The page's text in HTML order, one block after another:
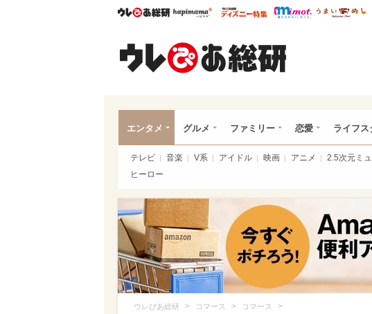
ウレぴあ総研ハピママ* ウレぴあ総研 ディズ
mimot.
エンタメ グルメ ファミリー 恋愛 ライフス
テレビ 音楽 V系 アイドル 映画 アニメ 2.5次元ミ
ヒーロー
ウレぴあ総研 > コマース > コマース >